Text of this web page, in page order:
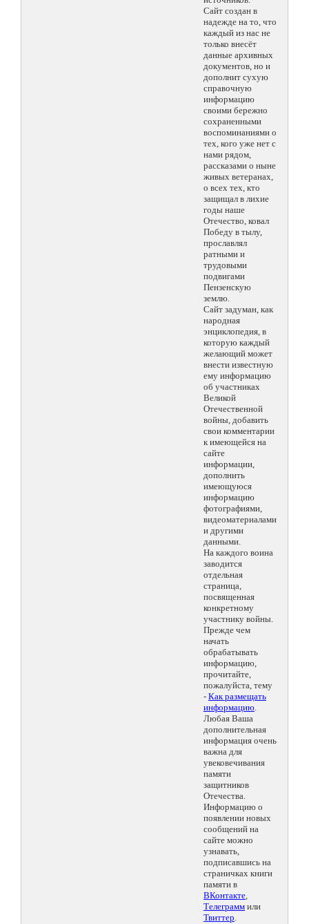
Сайт создан в
надежде на то, что
каждый из нас не
только внесёт
данные архивных
документов, но и
дополнит сухую
справочную
информацию
своими бережно
сохраненными
воспоминаниями о
тех, кого уже нет с
нами рядом,
рассказами о ныне
живых ветеранах,
о всех тех, кто
защищал в лихие
годы наше
Отечество, ковал
Победу в тылу,
прославлял
ратными и
трудовыми
подвигами
Пензенскую
землю.
Сайт задуман, как
народная
энциклопедия, в
которую каждый
желающий может
внести известную
ему информацию
об участниках
Великой
Отечественной
войны, добавить
свои комментарии
к имеющейся на
сайте
информации,
дополнить
имеющуюся
информацию
фотографиями,
видеоматериалами
и другими
данными.
На каждого воина
заводится
отдельная
страница,
посвященная
конкретному
участнику войны.
Прежде чем
начать
обрабатывать
информацию,
прочитайте,
пожалуйста, тему
- Как размещать
информацию.
Любая Ваша
дополнительная
информация очень
важна для
увековечивания
памяти
защитников
Отечества.
Информацию о
появлении новых
сообщений на
сайте можно
узнавать,
подписавшись на
страничках книги
памяти в
ВКонтакте,
Телеграмм или
Твиттер.